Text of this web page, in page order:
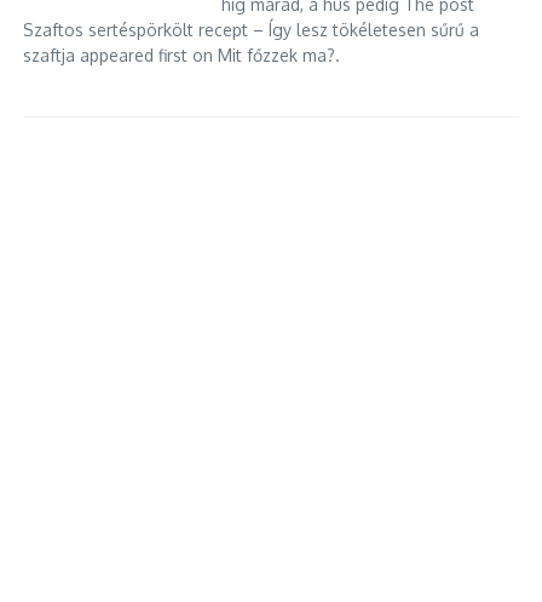
Szaftos sertéspörkölt recept – Így lesz tökéletesen sűrű a
szaftja appeared first on Mit főzzek ma?.